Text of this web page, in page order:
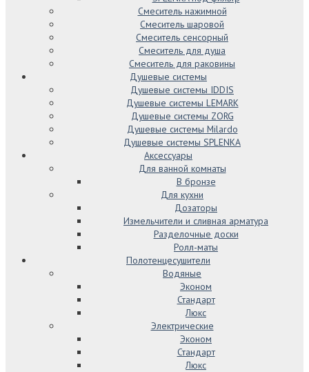
Смеситель нажимной
Смеситель шаровой
Смеситель сенсорный
Смеситель для душа
Смеситель для раковины
Душевые системы
Душевые системы IDDIS
Душевые системы LEMARK
Душевые системы ZORG
Душевые системы Milardo
Душевые системы SPLENKA
Аксессуары
Для ванной комнаты
В бронзе
Для кухни
Дозаторы
Измельчители и сливная арматура
Разделочные доски
Ролл-маты
Полотенцесушители
Водяные
Эконом
Стандарт
Люкс
Электрические
Эконом
Стандарт
Люкс